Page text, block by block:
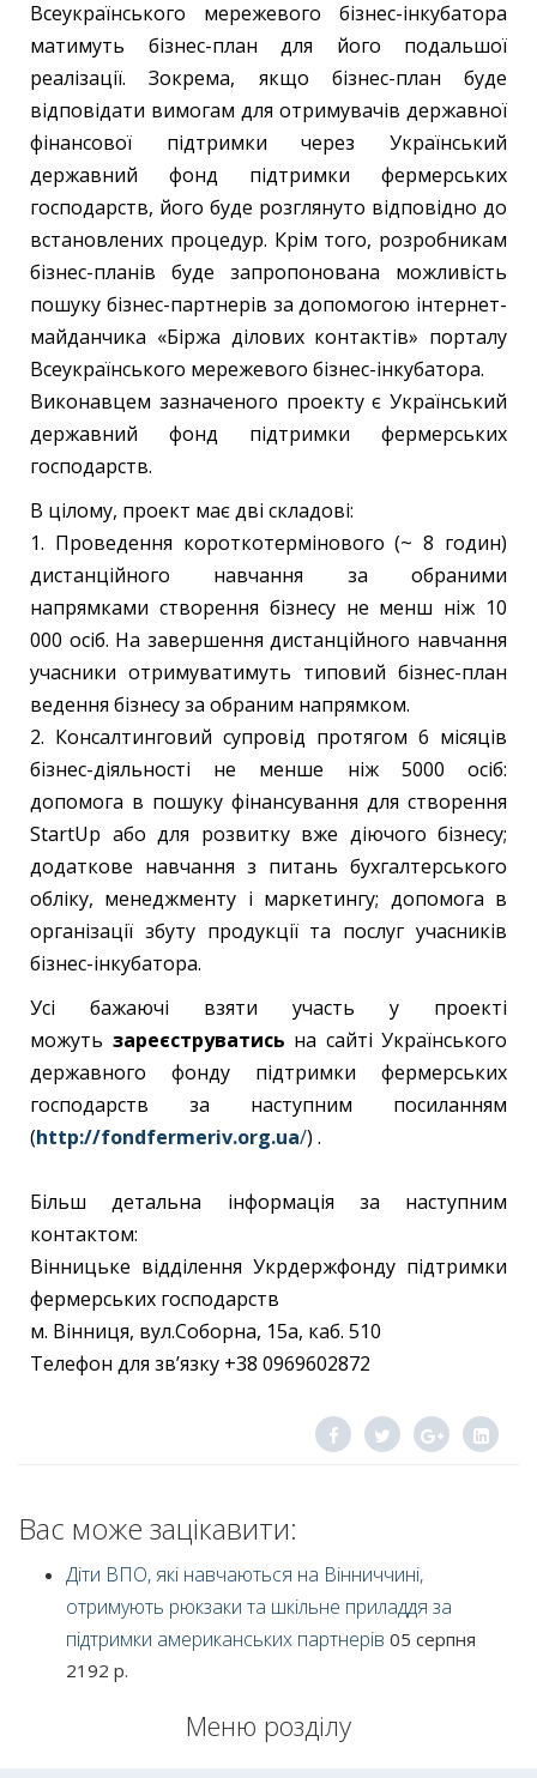
Меню розділу
Всеукраїнського мережевого бізнес-інкубатора
матимуть бізнес-план для його подальшої
реалізації. Зокрема, якщо бізнес-план буде
відповідати вимогам для отримувачів державної
фінансової підтримки через Український
державний фонд підтримки фермерських
господарств, його буде розглянуто відповідно до
встановлених процедур. Крім того, розробникам
бізнес-планів буде запропонована можливість
пошуку бізнес-партнерів за допомогою інтернет-
майданчика «Біржа ділових контактів» порталу
Всеукраїнського мережевого бізнес-інкубатора.
Виконавцем зазначеного проекту є Український
державний фонд підтримки фермерських
господарств.
В цілому, проект має дві складові:
1. Проведення короткотермінового (~ 8 годин)
дистанційного навчання за обраними
напрямками створення бізнесу не менш ніж 10
000 осіб. На завершення дистанційного навчання
учасники отримуватимуть типовий бізнес-план
ведення бізнесу за обраним напрямком.
2. Консалтинговий супровід протягом 6 місяців
бізнес-діяльності не менше ніж 5000 осіб:
допомога в пошуку фінансування для створення
StartUp або для розвитку вже діючого бізнесу;
додаткове навчання з питань бухгалтерського
обліку, менеджменту і маркетингу; допомога в
організації збуту продукції та послуг учасників
бізнес-інкубатора.
Усі бажаючі взяти участь у проекті
можуть зареєструватись на сайті Українського
державного фонду підтримки фермерських
господарств за наступним посиланням
(http://fondfermeriv.org.ua/) .
Більш детальна інформація за наступним
контактом:
Вінницьке відділення Укрдержфонду підтримки
фермерських господарств
м. Вінниця, вул.Соборна, 15а, каб. 510
Телефон для зв’язку +38 0969602872
Вас може зацікавити:
Діти ВПО, які навчаються на Вінниччині,
отримують рюкзаки та шкільне приладдя за
підтримки американських партнерів 05 серпня
2192 р.